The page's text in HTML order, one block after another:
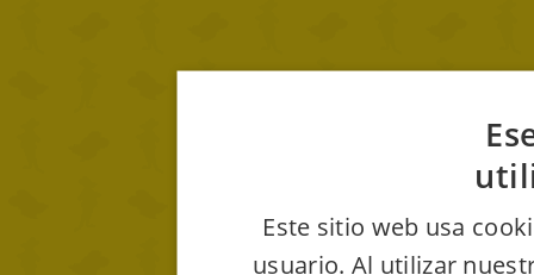
Este sitio web usa
usuario. Al utilizar